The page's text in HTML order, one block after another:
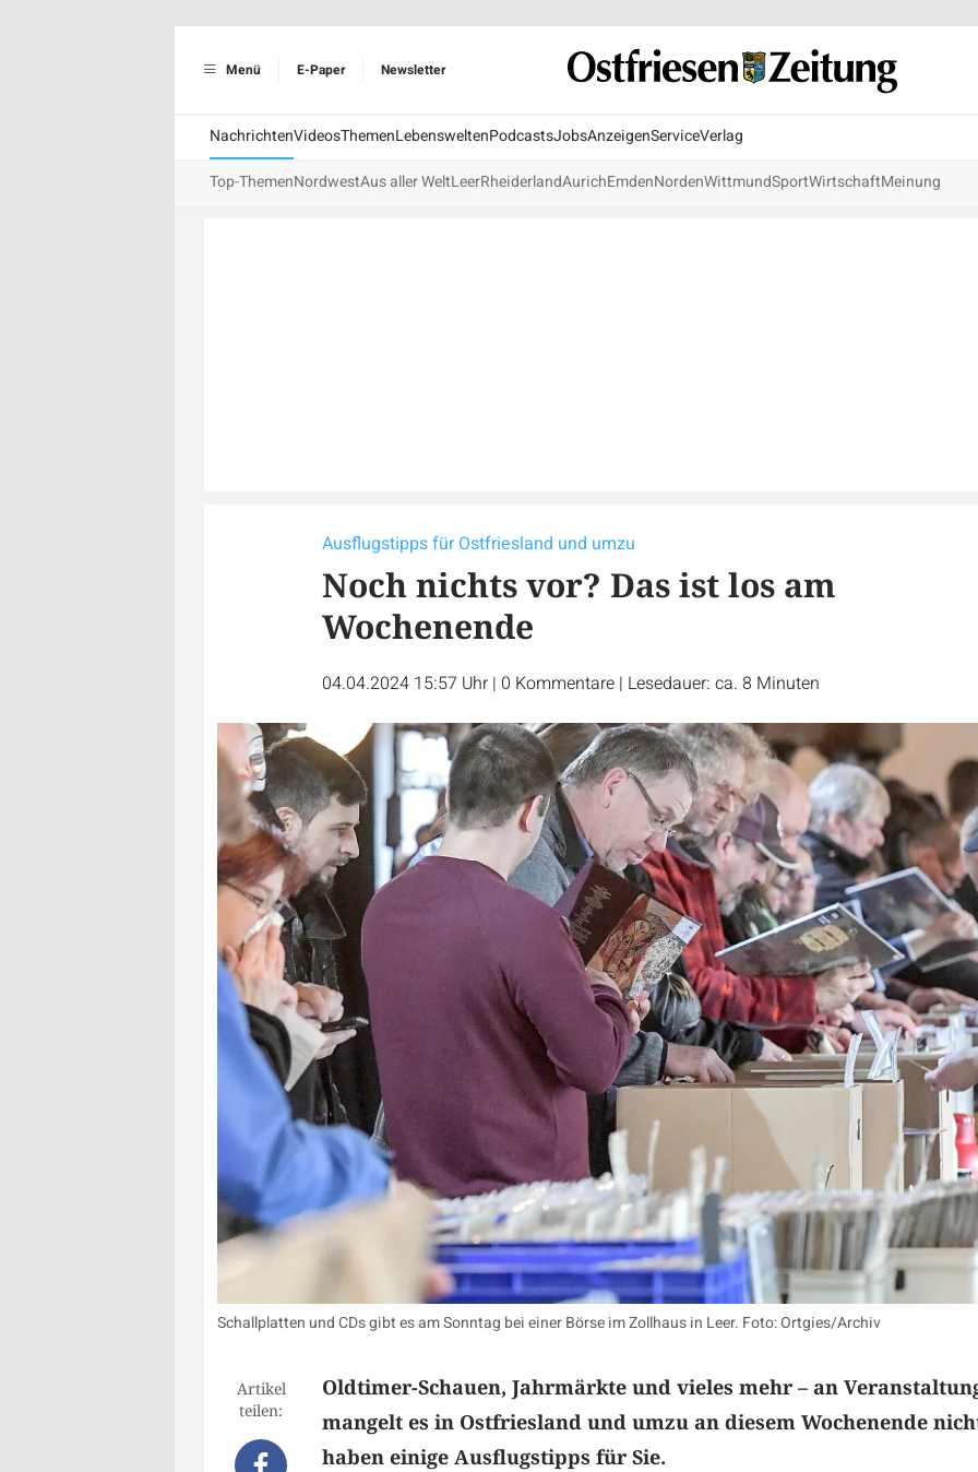
Menü E-Paper Newsletter
NachrichtenVideosThemenLebensweltenPodcastsJobsAnzeigenServiceVerlag
Top-ThemenNordwestAus aller WeltLeerRheiderlandAurichEmdenNordenWittmundSportWirtschaftMeinung
Ausflugstipps für Ostfriesland und umzu
Noch nichts vor? Das ist los am
Wochenende
04.04.2024 15:57 Uhr | 0 Kommentare | Lesedauer: ca. 8 Minuten
Schallplatten und CDs gibt es am Sonntag bei einer Börse im Zollhaus in Leer. Foto: Ortgies/Archiv
Artikel
teilen:
Oldtimer-Schauen, Jahrmärkte und vieles mehr – an
mangelt es in Ostfriesland und umzu an diesem Wochenende
haben einige Ausflugstipps für Sie.